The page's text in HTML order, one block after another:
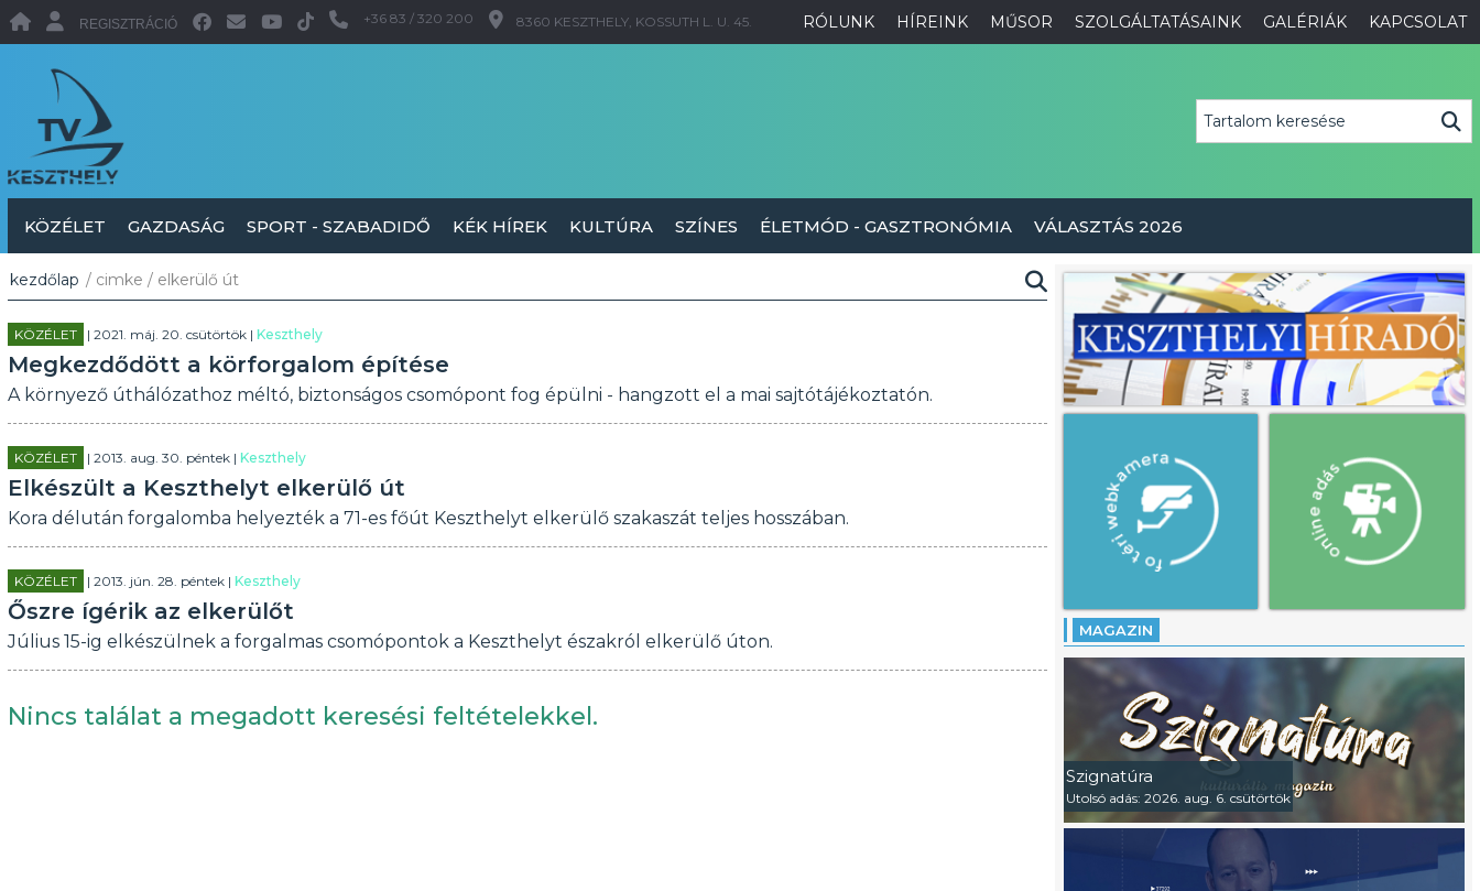
RÓLUNK HÍREINK MŰSOR SZOLGÁLTATÁSAINK GALÉRIÁK KAPCSOLAT
REGISZTRÁCIÓ +36 83 / 320 200 8360 KESZTHELY, KOSSUTH L. U. 45.
KÖZÉLET GAZDASÁG SPORT - SZABADIDŐ KÉK HÍREK KULTÚRA SZÍNES ÉLETMÓD - GASZTRONÓMIA VÁLASZTÁS 2026
kezdőlap / cimke / elkerülő út
KÖZÉLET | 2021. máj. 20. csütörtök | Keszthely
Megkezdődött a körforgalom építése
A környező úthálózathoz méltó, biztonságos csomópont fog épülni - hangzott el a mai sajtótájékoztatón.
KÖZÉLET | 2013. aug. 30. péntek | Keszthely
Elkészült a Keszthelyt elkerülő út
Kora délután forgalomba helyezték a 71-es főút Keszthelyt elkerülő szakaszát teljes hosszában.
KÖZÉLET | 2013. jún. 28. péntek | Keszthely
Őszre ígérik az elkerülőt
Július 15-ig elkészülnek a forgalmas csomópontok a Keszthelyt északról elkerülő úton.
Nincs találat a megadott keresési feltételekkel.
MAGAZIN
Szignatúra
Utolsó adás: 2026. aug. 6. csütörtök